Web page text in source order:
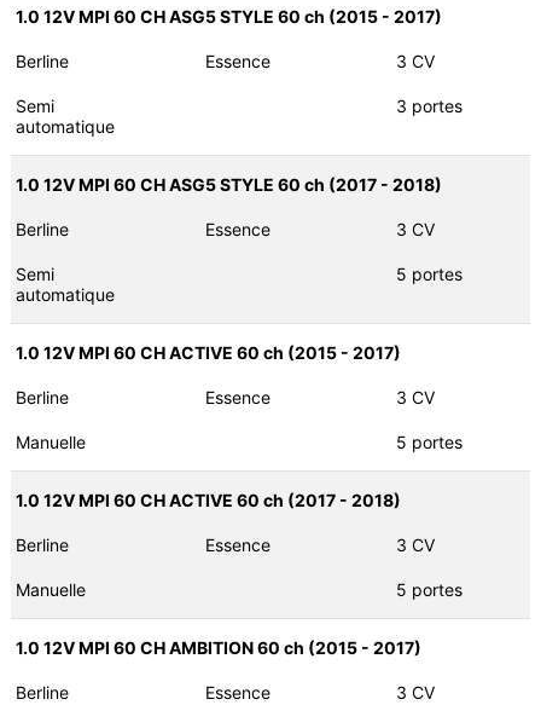
1.0 12V MPI 60 CH ASG5 STYLE 60 ch (2015 - 2017)
Berline Essence 3 CV
Semi
automatique
3 portes
1.0 12V MPI 60 CH ASG5 STYLE 60 ch (2017 - 2018)
Berline Essence 3 CV
Semi
automatique
5 portes
1.0 12V MPI 60 CH ACTIVE 60 ch (2015 - 2017)
Berline Essence 3 CV
Manuelle 5 portes
1.0 12V MPI 60 CH ACTIVE 60 ch (2017 - 2018)
Berline Essence 3 CV
Manuelle 5 portes
1.0 12V MPI 60 CH AMBITION 60 ch (2015 - 2017)
Berline Essence 3 CV